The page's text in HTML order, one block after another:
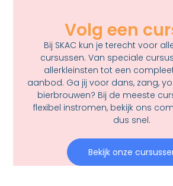
Volg een
Bij SKAC kun je terecht voor
cursussen. Van speciale
allerkleinsten tot een
aanbod. Ga jij voor dans, zang,
bierbrouwen? Bij de meeste
flexibel instromen, bekijk ons
dus snel.
Bekijk onze